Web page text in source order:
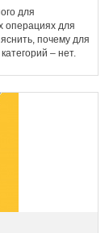
для
операциях для
почему для
– нет.